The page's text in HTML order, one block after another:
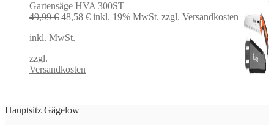
Gartensäge HVA 300ST
49,99€ Ursprünglicher
war:
48,58 €Aktueller
inkl. 19% MwSt. zzgl. Versandkosten
inkl. MwSt.
zzgl.
Versandkosten
Hauptsitz Gägelow